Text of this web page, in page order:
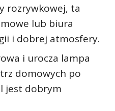
rozrywkowej, ta
lub biura
i dobrej atmosfery.
i urocza lampa
domowych po
jest dobrym